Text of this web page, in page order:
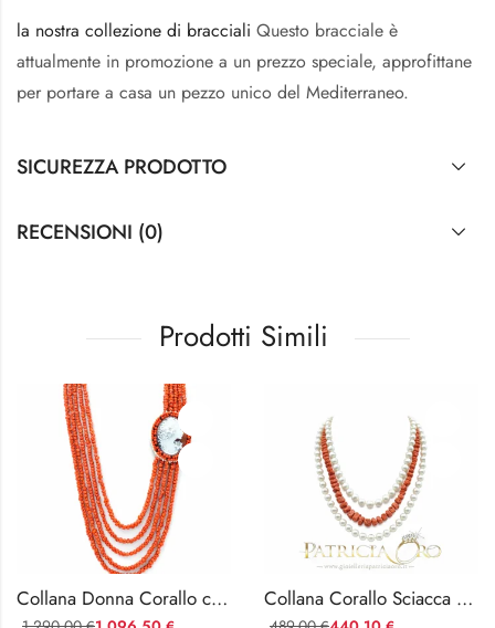
la nostra collezione di bracciali Questo bracciale è
attualmente in promozione a un prezzo speciale, approfittane
per portare a casa un pezzo unico del Mediterraneo.
SICUREZZA PRODOTTO
RECENSIONI (0)
Prodotti Simili
Collana Donna Corallo con Cammeo a 5 Fili Collana Corallo Sciacca e Perle Naturali Tre Fili